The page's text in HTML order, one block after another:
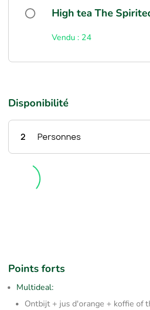
High tea The
Vendu : 24
Disponibilité
2 Personnes
Points forts
Multideal:
Ontbijt + jus d'orange + koffie of